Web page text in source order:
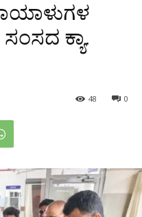
ಕ್ಯಾ.
0
48